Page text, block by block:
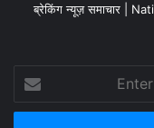
ब्रेकिंग न्यूज़ समाचार |
your
Email